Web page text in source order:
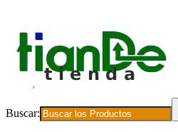
Buscar: